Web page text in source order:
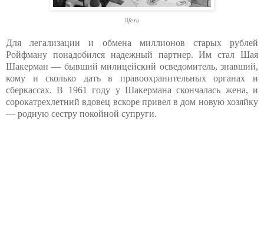
life.ru
Для легализации и обмена миллионов старых рублей
Ройфману понадобился надежный партнер. Им стал Шая
Шакерман — бывший милицейский осведомитель, знавший,
кому и сколько дать в правоохранительных органах и
сберкассах. В 1961 году у Шакермана скончалась жена, и
сорокатрехлетний вдовец вскоре привел в дом новую хозяйку
— родную сестру покойной супруги.